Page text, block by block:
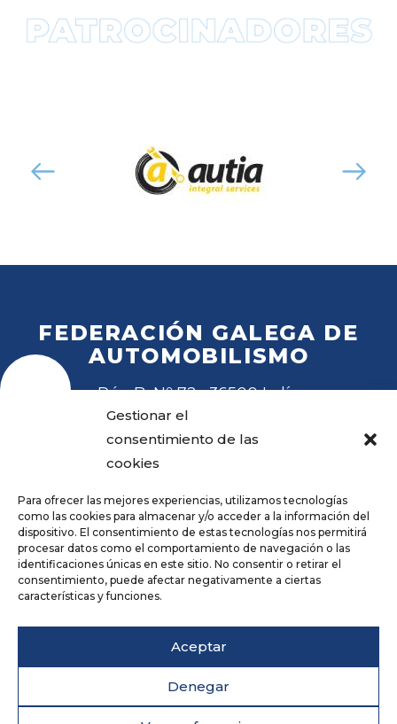
Gestionar el
consentimiento de las
cookies
Para ofrecer las mejores experiencias, utilizamos tecnologías
como las cookies para almacenar y/o acceder a la información del
dispositivo. El consentimiento de estas tecnologías nos permitirá
procesar datos como el comportamiento de navegación o las
identificaciones únicas en este sitio. No consentir o retirar el
consentimiento, puede afectar negativamente a ciertas
características y funciones.
Aceptar
Denegar
FEDERACIÓN GALEGA DE
AUTOMOBILISMO
Rúa B, Nº 72 · 36500 Lalín
Tel. 988 27 28 41
Emailfga@fga.es
Hora local:
Repositorio
Aviso legal
Política de privacidade
Cookies
Accesibilidade